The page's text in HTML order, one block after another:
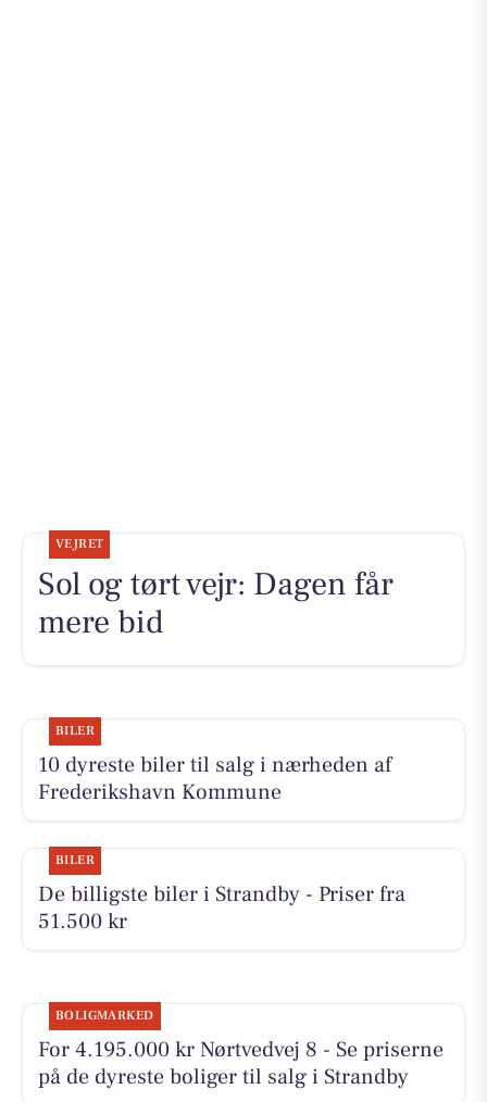
VEJRET
Sol og tørt vejr: Dagen får
mere bid
BILER
10 dyreste biler til salg i nærheden af
Frederikshavn Kommune
BILER
De billigste biler i Strandby - Priser fra
51.500 kr
BOLIGMARKED
For 4.195.000 kr Nørtvedvej 8 - Se priserne
på de dyreste boliger til salg i Strandby